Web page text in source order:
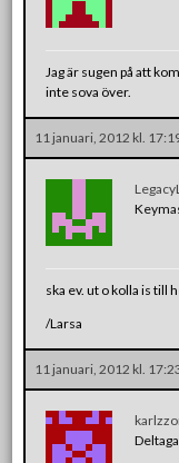
Jag är sugen på att
inte sova över.
11 januari, 2012 kl.
ska ev. ut o kolla is till
/Larsa
11 januari, 2012 kl.